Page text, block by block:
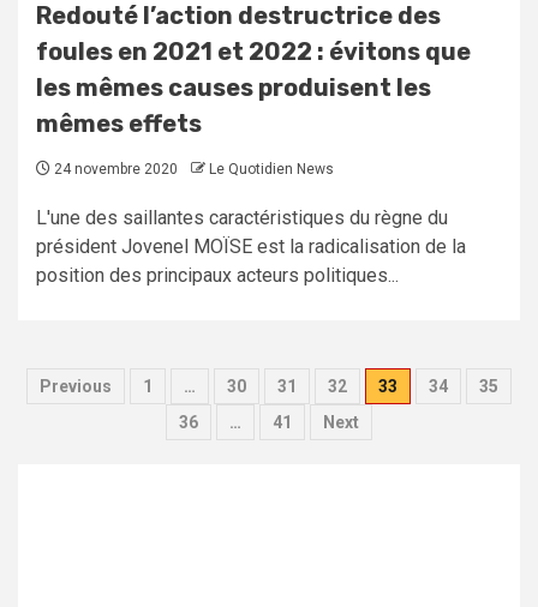
Redouté l’action destructrice des
foules en 2021 et 2022 : évitons que
les mêmes causes produisent les
mêmes effets
24 novembre 2020 Le Quotidien News
L'une des saillantes caractéristiques du règne du
président Jovenel MOÏSE est la radicalisation de la
position des principaux acteurs politiques...
Pagination
Previous 1 … 30 31 32 33 34
35
36
… 41 Next